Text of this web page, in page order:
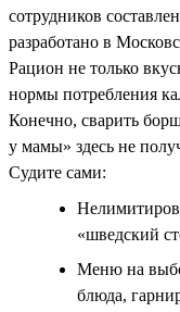
сотрудников
разработано в
Рацион не только
нормы потребления
Конечно, сварить
у мамы» здесь не
Судите сами:
«шведский
Меню на
блюда,